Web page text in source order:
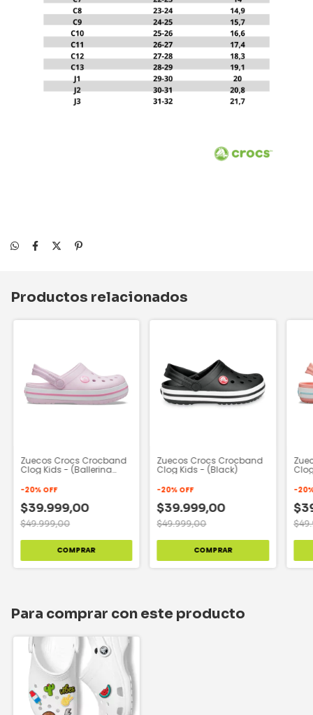
Productos relacionados
Zuecos Crocs Crocband
Clog Kids - (Ballerina
-20% OFF
$39.999,00
$49.999,00
COMPRAR
Zuecos Crocs Crocband
Clog Kids - (Black)
-20% OFF
$39.999,00
$49.999,00
COMPRAR
-20
Para comprar con este producto